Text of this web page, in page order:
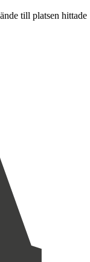
till platsen hittade